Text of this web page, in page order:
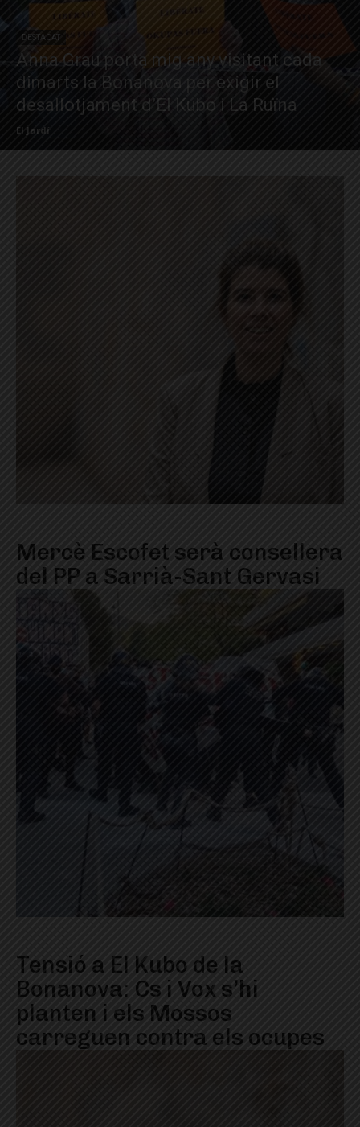
DESTACAT
Anna Grau porta mig any visitant cada
dimarts la Bonanova per exigir el
desallotjament d’El Kubo i La Ruïna
El Jardí
Mercè Escofet serà consellera
del PP a Sarrià-Sant Gervasi
Tensió a El Kubo de la
Bonanova: Cs i Vox s’hi
planten i els Mossos
carreguen contra els ocupes